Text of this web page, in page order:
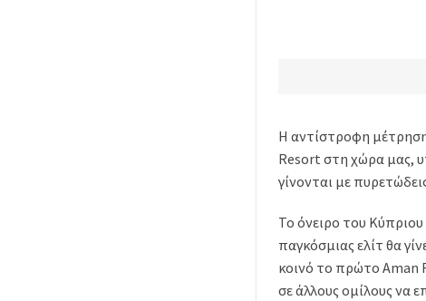
Η αντίστροφη
Resort στη χώρα μας,
γίνονται με
Το όνειρο του
παγκόσμιας ελίτ θα
κοινό το πρώτο Aman
σε άλλους ομίλους να